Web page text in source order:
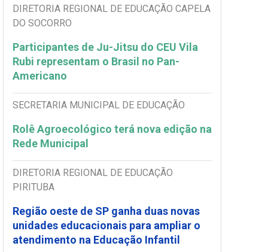
DIRETORIA REGIONAL DE EDUCAÇÃO CAPELA
DO SOCORRO
Participantes de Ju-Jitsu do CEU Vila
Rubi representam o Brasil no Pan-
Americano
SECRETARIA MUNICIPAL DE EDUCAÇÃO
Rolê Agroecológico terá nova edição na
Rede Municipal
DIRETORIA REGIONAL DE EDUCAÇÃO
PIRITUBA
Região oeste de SP ganha duas novas
unidades educacionais para ampliar o
atendimento na Educação Infantil